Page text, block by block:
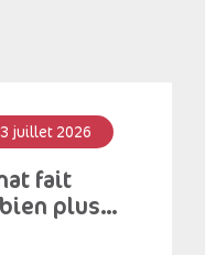
juillet 2026
fait
plus